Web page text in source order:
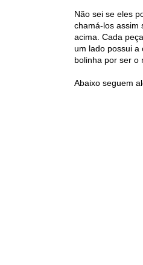
Não sei se eles
chamá-los assim
acima. Cada
um lado possui a
bolinha por ser o
Abaixo seguem